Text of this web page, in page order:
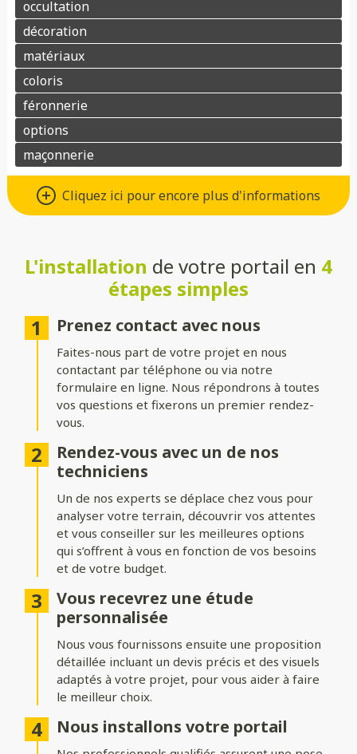
Cliquez ici pour encore plus d'informations
Différents types d’ouvertures
Choisissez le système d’ouverture qui convient au mieux à votre
Battant: idéal pour les larges entrées, avec une ouverture
classique à deux vantaux.
optimise le dégagement latéral.
Coulissant autoportant: sans rail au sol, il assure un
fonctionnement fluide et une esthétique épurée.
Formes du portail
Ajoutez du style à votre entrée avec différentes formes de
portails :
dynamique.
Bombé ou bombé inversé: des courbes élégantes pour un
effet plus traditionnel.
Chapeau de gendarme ou chapeau de gendarme inversé
: une touche classique et raffinée.
Occultation
Adaptez le niveau d’intimité et d’aération de votre portail :
Portail plein: : pour une intimité maximale et une protection
Portail semi-ajouré
L'installation de votre portail en 4
étapes simples
Prenez contact avec nous
Faites-nous part de votre projet en nous
contactant par téléphone ou via notre
formulaire en ligne. Nous répondrons à toutes
vos questions et fixerons un premier rendez-
vous.
Rendez-vous avec un de nos
techniciens
Un de nos experts se déplace chez vous pour
analyser votre terrain, découvrir vos attentes
et vous conseiller sur les meilleures options
qui s’offrent à vous en fonction de vos besoins
et de votre budget.
Vous recevrez une étude
personnalisée
Nous vous fournissons ensuite une proposition
détaillée incluant un devis précis et des visuels
adaptés à votre projet, pour vous aider à faire
le meilleur choix.
Nous installons votre portail